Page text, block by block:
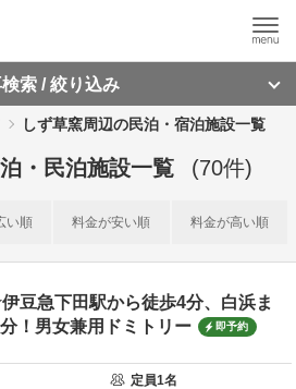
索 / 絞り込み
しず草窯周辺の民泊・宿泊施設一覧
・民泊施設一覧 (70件)
い順 料金が安い順 料金が高い順
豆急下田駅から徒歩4分、白浜ま
！男女兼用ドミトリー
即予約
定員1名